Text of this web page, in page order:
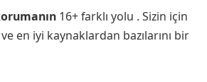
16+ farklı yolu . Sizin için
en iyi kaynaklardan bazılarını bir